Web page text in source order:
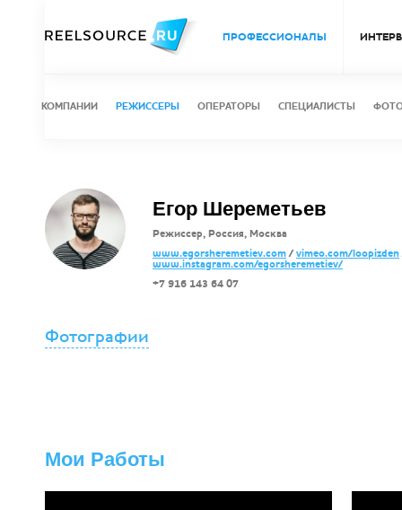
ПРОФЕССИОНАЛЫ
КОМПАНИИ РЕЖИССЕРЫ ОПЕРАТОРЫ СПЕЦИАЛИСТЫ
Егор Шереметьев
Режиссер, Россия, Москва
www.egorsheremetiev.com/vimeo.com/loopizden
www.instagram.com/egorsheremetiev/
+7 916 143 64 07
Фотографии
Мои Работы